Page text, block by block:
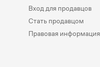
Вход для продавцов
Стать продавцом
Правовая информация